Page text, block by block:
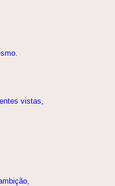
comigo mesmo.
vistas,